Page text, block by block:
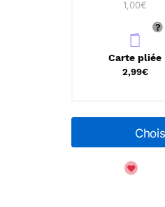
1,00€
Carte pliée
2,99€